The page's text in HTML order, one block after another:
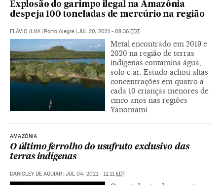
Explosão do garimpo ilegal na Amazônia
despeja 100 toneladas de mercúrio na região
FLÁVIO ILHA | Porto Alegre | JUL 20, 2021 - 08:36 EDT
Metal encontrado em 2019 e
2020 na região de terras
indígenas contamina água,
solo e ar. Estudo achou altas
concentrações em quatro a
cada 10 crianças menores de
cinco anos nas regiões
Yanomami
AMAZÔNIA
O último ferrolho do usufruto exclusivo das
terras indígenas
DANICLEY DE AGUIAR | JUL 04, 2021 - 11:11EDT